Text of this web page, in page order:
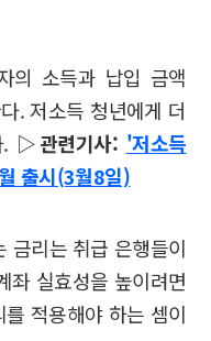
의 소득과 납입 금액
. 저소득 청년에게 더
▷관련기사: '저소득
출시(3월8일)
금리는 취급 은행들이
좌 실효성을 높이려면
적용해야 하는 셈이